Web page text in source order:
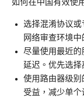
如何在中国有效使
选择混淆协议或
网络审查环境中
尽量使用最近
延迟。优先选择
使用路由器级
受益，减少单个